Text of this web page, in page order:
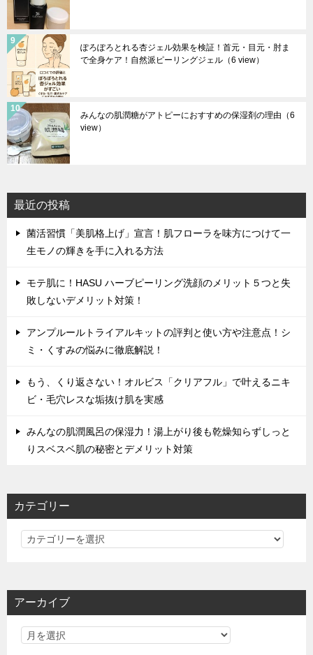
ぽろぽろとれる杏ジェル効果を検証！首元・目元・肘ま
で全身ケア！自然派ピーリングジェル （6 view）
みんなの肌潤糖がアトピーにおすすめの保湿剤の理由 （6
view）
最近の投稿
菌活習慣「美肌格上げ」宣言！肌フローラを味方につけて一
生モノの輝きを手に入れる方法
モテ肌に！HASU ハーブピーリング洗顔のメリット５つと失
敗しないデメリット対策！
アンプルールトライアルキットの評判と使い方や注意点！シ
ミ・くすみの悩みに徹底解説！
もう、くり返さない！オルビス「クリアフル」で叶えるニキ
ビ・毛穴レスな垢抜け肌を実感
みんなの肌潤風呂の保湿力！湯上がり後も乾燥知らずしっと
りスベスベ肌の秘密とデメリット対策
カテゴリー
カ
リ
アーカイブ